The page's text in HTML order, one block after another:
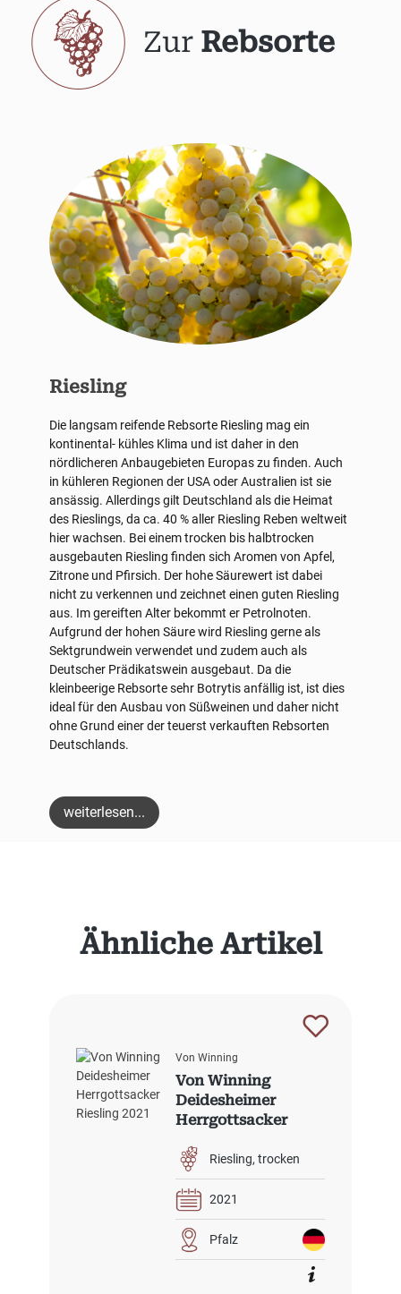
Produktgalerie überspringen
Ähnliche Artikel
Von Winning
Von Winning
Deidesheimer
Herrgottsacker
Riesling trocken
2021
Pfalz
Zur Rebsorte
Riesling
Die langsam reifende Rebsorte Riesling mag ein
kontinental- kühles Klima und ist daher in den
nördlicheren Anbaugebieten Europas zu finden. Auch
in kühleren Regionen der USA oder Australien ist sie
ansässig. Allerdings gilt Deutschland als die Heimat
des Rieslings, da ca. 40 % aller Riesling Reben weltweit
hier wachsen. Bei einem trocken bis halbtrocken
ausgebauten Riesling finden sich Aromen von Apfel,
Zitrone und Pfirsich. Der hohe Säurewert ist dabei
nicht zu verkennen und zeichnet einen guten Riesling
aus. Im gereiften Alter bekommt er Petrolnoten.
Aufgrund der hohen Säure wird Riesling gerne als
Sektgrundwein verwendet und zudem auch als
Deutscher Prädikatswein ausgebaut. Da die
kleinbeerige Rebsorte sehr Botrytis anfällig ist, ist dies
ideal für den Ausbau von Süßweinen und daher nicht
ohne Grund einer der teuerst verkauften Rebsorten
Deutschlands.
weiterlesen...